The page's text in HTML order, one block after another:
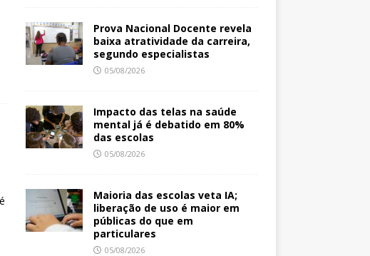
Prova Nacional Docente revela
baixa atratividade da carreira,
segundo especialistas
05/08/2026
Impacto das telas na saúde
mental já é debatido em 80%
das escolas
05/08/2026
Maioria das escolas veta IA;
liberação de uso é maior em
públicas do que em
particulares
05/08/2026